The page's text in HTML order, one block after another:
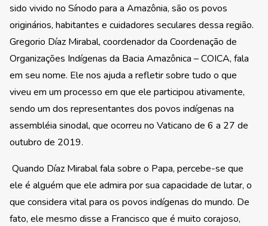
sido vivido no Sínodo para a Amazônia, são os povos
originários, habitantes e cuidadores seculares dessa região.
Gregorio Díaz Mirabal, coordenador da Coordenação de
Organizações Indígenas da Bacia Amazônica – COICA, fala
em seu nome. Ele nos ajuda a refletir sobre tudo o que
viveu em um processo em que ele participou ativamente,
sendo um dos representantes dos povos indígenas na
assembléia sinodal, que ocorreu no Vaticano de 6 a 27 de
outubro de 2019.
Quando Díaz Mirabal fala sobre o Papa, percebe-se que
ele é alguém que ele admira por sua capacidade de lutar, o
que considera vital para os povos indígenas do mundo. De
fato, ele mesmo disse a Francisco que é muito corajoso,